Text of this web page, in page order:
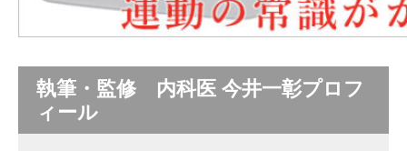
執筆・監修 内科医 今井一彰プロフ
ィール